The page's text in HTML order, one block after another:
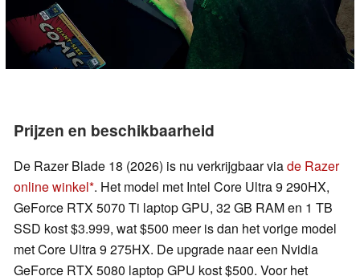
Prijzen en beschikbaarheid
De Razer Blade 18 (2026) is nu verkrijgbaar viade Razer
online winkel . Het model met Intel Core Ultra 9 290HX,
GeForce RTX 5070 Ti laptop GPU, 32 GB RAM en 1 TB
SSD kost $3.999, wat $500 meer is dan het vorige model
met Core Ultra 9 275HX. De upgrade naar een Nvidia
GeForce RTX 5080 laptop GPU kost $500. Voor het